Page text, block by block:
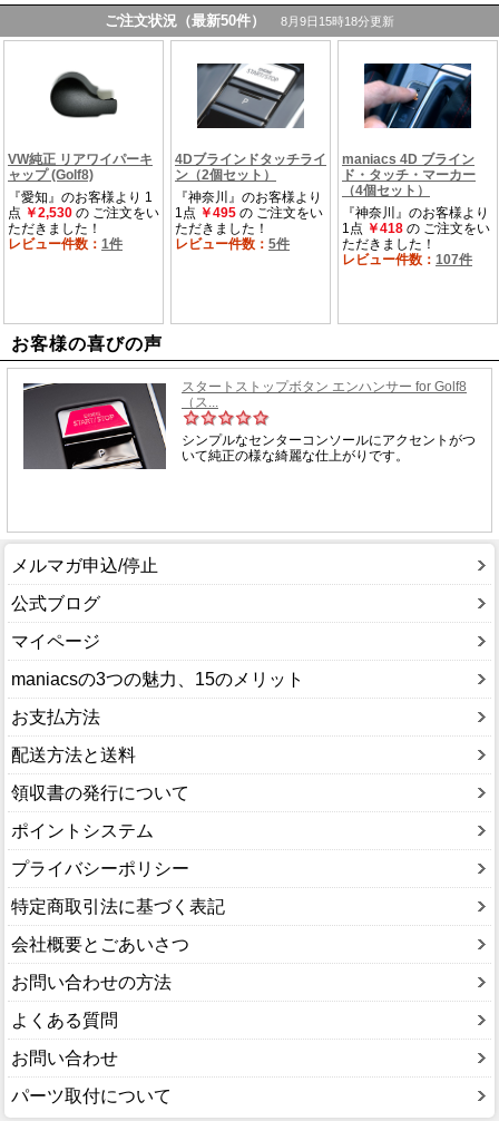
お客様の喜びの声
メルマガ申込/停止
公式ブログ
マイページ
maniacsの3つの魅力、15のメリット
お支払方法
配送方法と送料
領収書の発行について
ポイントシステム
プライバシーポリシー
特定商取引法に基づく表記
会社概要とごあいさつ
お問い合わせの方法
よくある質問
お問い合わせ
パーツ取付について